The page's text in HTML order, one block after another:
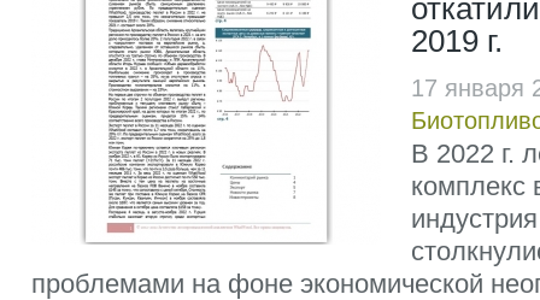
2019 г.
17
В 2022 г.
комплекс
проблемами на фоне экономической